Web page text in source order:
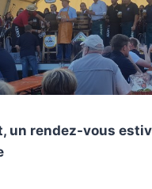
un rendez-vous